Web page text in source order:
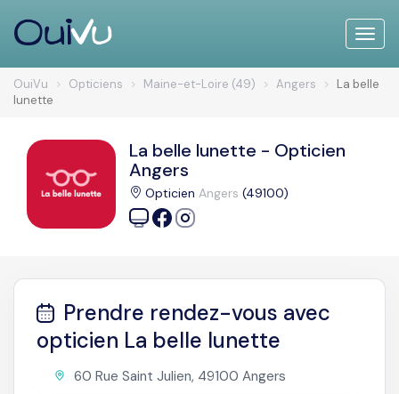
Toggle
OuiVu Opticiens Maine-et-Loire (49) Angers
La belle
lunette
La belle lunette - Opticien
Angers
Opticien Angers (49100)
Prendre rendez-vous avec
opticien La belle lunette
60 Rue Saint Julien, 49100 Angers